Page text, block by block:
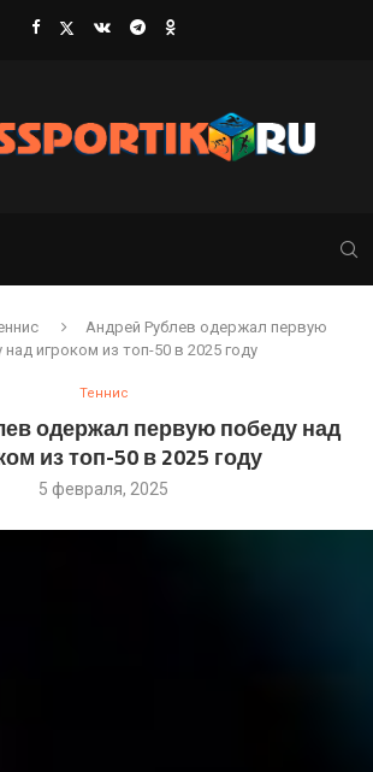
Андрей Рублев одержал первую
над игроком из топ-50 в 2025 году
Теннис
одержал первую победу над
из топ-50 в 2025 году
5 февраля, 2025